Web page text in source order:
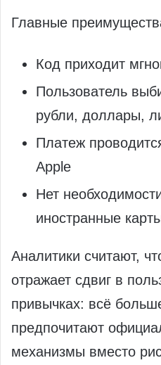
Главные
Код приходит
Пользователь
рубли, доллары,
Платеж
Apple
Нет
иностранные
Аналитики считают,
отражает сдвиг в
привычках: всё
предпочитают
механизмы вместо